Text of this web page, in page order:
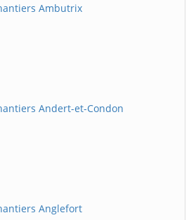
Ambutrix
Andert-et-Condon
Anglefort